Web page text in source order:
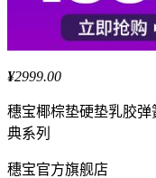
¥2999.00
穗宝椰棕垫硬垫乳胶弹
典系列
穗宝官方旗舰店